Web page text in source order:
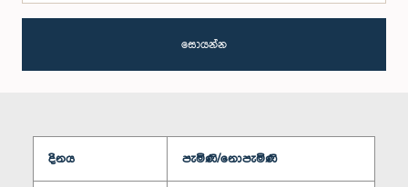
සොයන්න
දිනය පැමිණි/නොපැමිණි